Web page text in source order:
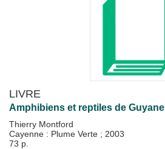
LIVRE
Amphibiens et reptiles de Guyane
Thierry Montford
Cayenne : Plume Verte ; 2003
73 p.